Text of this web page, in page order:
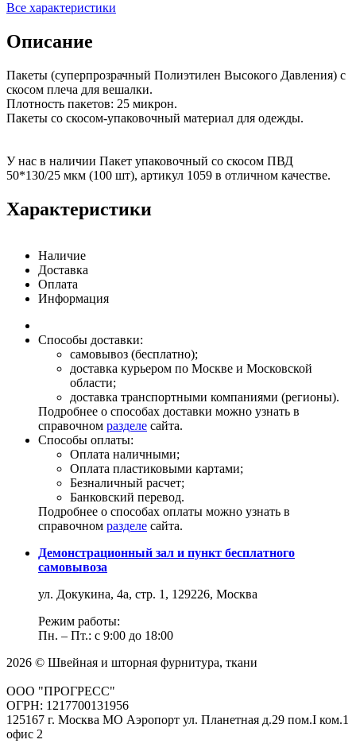
Все характеристики
Описание
Пакеты (суперпрозрачный Полиэтилен Высокого Давления) с
скосом плеча для вешалки.
Плотность пакетов: 25 микрон.
Пакеты со скосом-упаковочный материал для одежды.
У нас в наличии Пакет упаковочный со скосом ПВД
50*130/25 мкм (100 шт), артикул 1059 в отличном качестве.
Характеристики
Наличие
Доставка
Оплата
Информация
Способы доставки:
самовывоз (бесплатно);
доставка курьером по Москве и Московской
области;
доставка транспортными компаниями (регионы).
Подробнее о способах доставки можно узнать в
справочном разделе сайта.
Способы оплаты:
Оплата наличными;
Оплата пластиковыми картами;
Безналичный расчет;
Банковский перевод.
Подробнее о способах оплаты можно узнать в
справочном разделе сайта.
Демонстрационный зал и пункт бесплатного
самовывоза
ул. Докукина, 4а, стр. 1, 129226, Москва
Режим работы:
Пн. – Пт.: с 9:00 до 18:00
2026 © Швейная и шторная фурнитура, ткани
ООО "ПРОГРЕСС"
ОГРН: 1217700131956
125167 г. Москва МО Аэропорт ул. Планетная д.29 пом.I ком.1
офис 2